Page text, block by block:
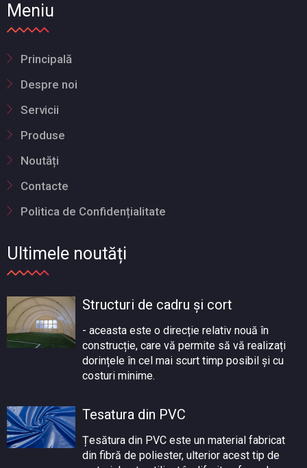
Meniu
Principală
Despre noi
Servicii
Produse
Noutăți
Contacte
Politica de Confidențialitate
Ultimele noutăți
Structuri de cadru și cort
- aceasta este o direcție relativ nouă în
construcție, care vă permite să vă realizați
dorințele în cel mai scurt timp posibil și cu
costuri minime.
Tesatura din PVC
Țesătura din PVC este un material fabricat
din fibră de poliester, ulterior acest tip de